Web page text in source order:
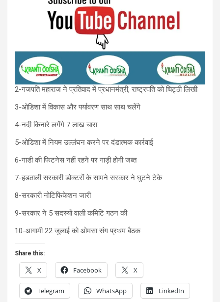
2-गजपति महाराज ने प्रतिवाद में प्रधानमंत्री, राष्ट्रपति को चिट्ठी लिखी
3-ओडिशा में विकास और पर्यावरण साथ साथ चलेंगे
4-नदी किनारे लगेंगे 7 लाख चारा
5-ओडिशा में नियम उल्लंघन करने पर दंडात्मक कार्रवाई
6-गाडी की फिटनेस नहीं रहने पर गाड़ी होगी जब्त
7-हडताली सरकारी डोक्टरों के सामने सरकार ने घुटने टेके
8-सरकारी नोटिफिकेशन जारी
9-सरकार ने 5 सदस्यों वाली कमिटि गठन की
10-आगामी 22 जुलाई को ओमसा संग प्रथम बैठक
Share this:
X Facebook X
Telegram WhatsApp LinkedIn